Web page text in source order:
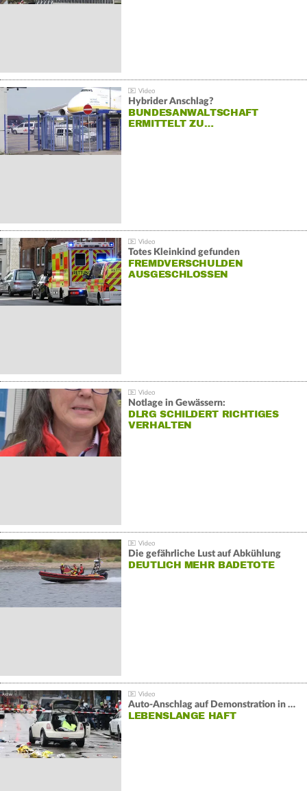
Hybrider Anschlag?
BUNDESANWALTSCHAFT
ERMITTELT ZU…
Totes Kleinkind gefunden
FREMDVERSCHULDEN
AUSGESCHLOSSEN
Notlage in Gewässern:
DLRG SCHILDERT RICHTIGES
VERHALTEN
Die gefährliche Lust auf Abkühlung
DEUTLICH MEHR BADETOTE
Auto-Anschlag auf Demonstration in München:
LEBENSLANGE HAFT